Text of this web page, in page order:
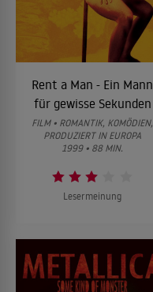
Rent a Man - Ein Mann
für gewisse Sekunden
FILM • ROMANTIK, KOMÖDIEN,
PRODUZIERT IN EUROPA
1999 • 88 MIN.
Lesermeinung